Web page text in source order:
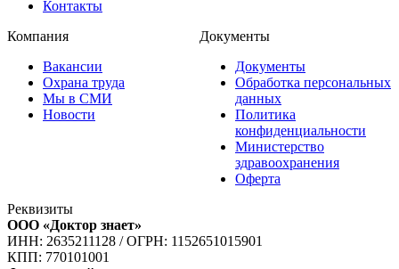
Контакты
Компания
Вакансии
Охрана труда
Мы в СМИ
Новости
Документы
Документы
Обработка персональных
данных
Политика
конфиденциальности
Министерство
здравоохранения
Оферта
Реквизиты
ООО «Доктор знает»
ИНН: 2635211128 /ОГРН: 1152651015901
КПП: 770101001